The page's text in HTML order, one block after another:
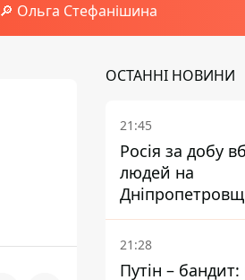
🔎 Ольга Стефанішина
ОСТАННІ НОВИНИ
21:45
Росія за добу
людей на
ударами
районів області
21:28
Путін –